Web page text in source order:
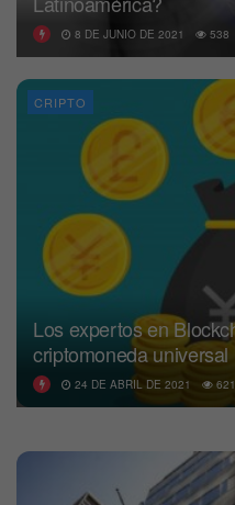
8 DE JUNIO DE 2021 538
CRIPTO
Los expertos en
criptomoneda universal
24 DE ABRIL DE 2021 621